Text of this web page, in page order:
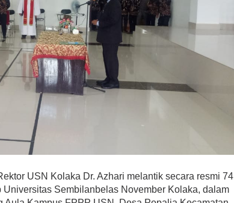
USN Kolaka Dr. Azhari melantik secara resmi 74
Sembilanbelas November Kolaka, dalam